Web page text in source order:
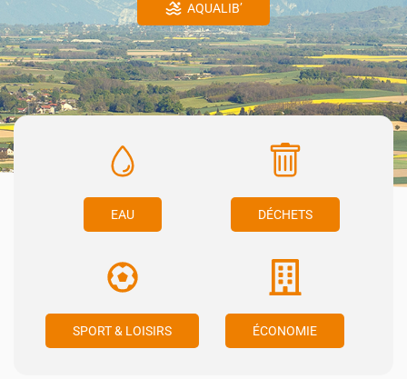
AQUALIB’
EAU DÉCHETS
SPORT & LOISIRS ÉCONOMIE